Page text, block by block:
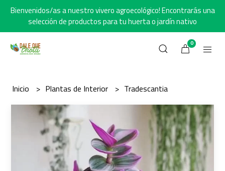
Bienvenidos/as a nuestro vivero agroecológico! Encontrarás una
selección de productos para tu huerta o jardín nativo
0
Inicio Plantas de Interior Tradescantia